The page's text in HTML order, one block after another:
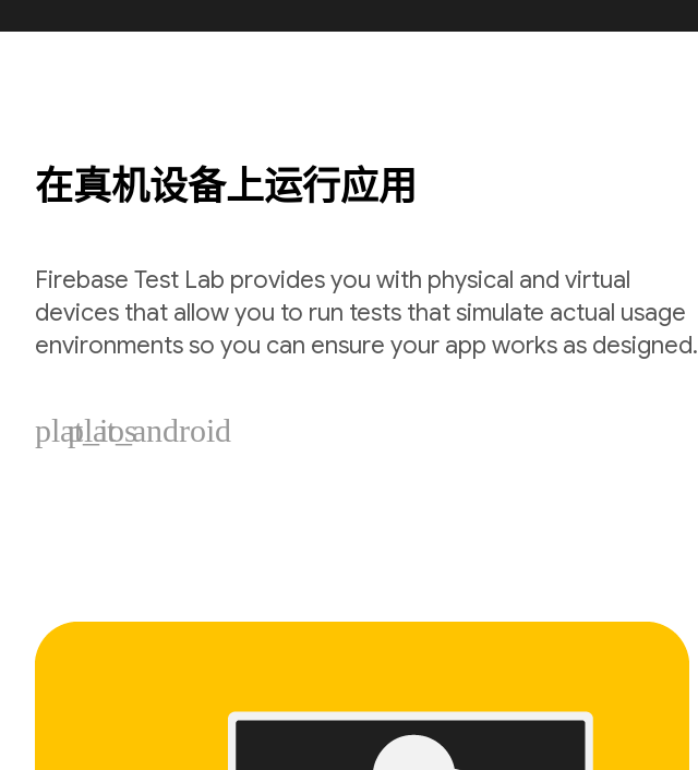
在真机设备上运行应用
Firebase Test Lab provides you with physical and virtual
devices that allow you to run tests that simulate actual usage
environments so you can ensure your app works as designed.
plat_ios
plat_android